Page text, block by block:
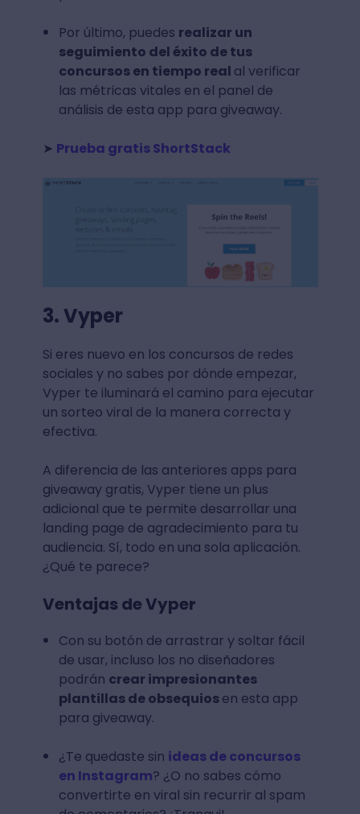
Por último, puedes realizar un
seguimiento del éxito de tus
concursos en tiempo real al verificar
las métricas vitales en el panel de
análisis de esta app para giveaway.
➤ Prueba gratis ShortStack
3. Vyper
Si eres nuevo en los concursos de redes
sociales y no sabes por dónde empezar,
Vyper te iluminará el camino para ejecutar
un sorteo viral de la manera correcta y
efectiva.
A diferencia de las anteriores apps para
giveaway gratis, Vyper tiene un plus
adicional que te permite desarrollar una
landing page de agradecimiento para tu
audiencia. Sí, todo en una sola aplicación.
¿Qué te parece?
Ventajas de Vyper
Con su botón de arrastrar y soltar fácil
de usar, incluso los no diseñadores
podrán crear impresionantes
plantillas de obsequiosen esta app
para giveaway.
¿Te quedaste sin ideas de concursos
en Instagram? ¿O no sabes cómo
convertirte en viral sin recurrir al spam